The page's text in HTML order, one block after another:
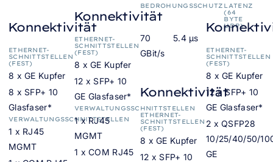
Konnektivität
ETHERNET-
SCHNITTSTELLEN
(FEST)
8 x GE Kupfer
8 x SFP+ 10
Glasfaser*
VERWALTUNGSSCHNITTSTELLEN
1 x RJ45
MGMT
Konnektivität
ETHERNET-
SCHNITTSTELLEN
(FEST)
8 x GE Kupfer
12 x SFP+ 10
GE Glasfaser*
VERWALTUNGSSCHNITTSTELLEN
1 x RJ45
MGMT
1 x COM RJ45
BEDROHUNGSSCHUTZ LATENZ
(64
BYTE
UDP)
70
GBit/s
5.4 µs
Konnektivität
ETHERNET-
SCHNITTSTELLEN
(FEST)
8 x GE Kupfer
12 x SFP+ 10
ETHERNET-
SCHNITTSTELLEN
(FEST)
8 x GE Kupfer
12 x SFP+ 10
GE Glasfaser*
2 x QSFP28
10/25/40/50/
GE